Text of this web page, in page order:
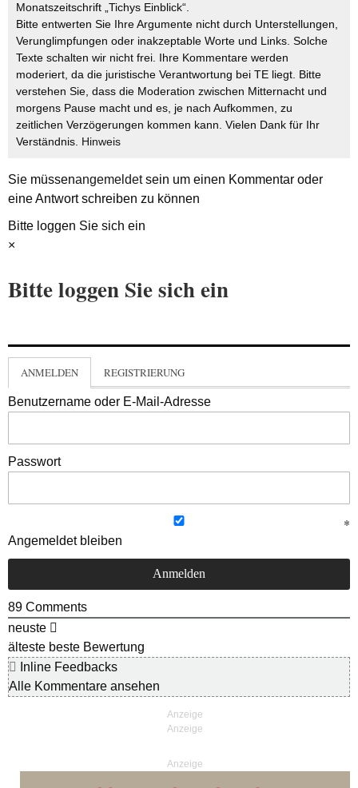
Monatszeitschrift „Tichys Einblick“.
Bitte entwerten Sie Ihre Argumente nicht durch Unterstellungen,
Verunglimpfungen oder inakzeptable Worte und Links. Solche
Texte schalten wir nicht frei. Ihre Kommentare werden
moderiert, da die juristische Verantwortung bei TE liegt. Bitte
verstehen Sie, dass die Moderation zwischen Mitternacht und
morgens Pause macht und es, je nach Aufkommen, zu
zeitlichen Verzögerungen kommen kann. Vielen Dank für Ihr
Verständnis. Hinweis
Sie müssenangemeldetsein um einen Kommentar oder
eine Antwort schreiben zu können
Bitte loggen Sie sich ein
×
Bitte loggen Sie sich ein
ANMELDEN REGISTRIERUNG
Benutzername oder E-Mail-Adresse
Passwort
Angemeldet bleiben
89 Comments
neuste
älteste beste Bewertung
Inline Feedbacks
Alle Kommentare ansehen
Anzeige